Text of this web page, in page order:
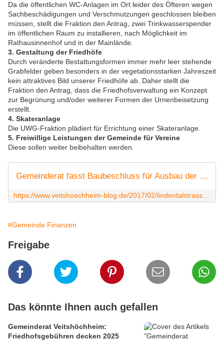
Da die öffentlichen WC-Anlagen im Ort leider des Öfteren wegen
Sachbeschädigungen und Verschmutzungen geschlossen bleiben
müssen, stellt die Fraktion den Antrag, zwei Trinkwasserspender
im öffentlichen Raum zu installieren, nach Möglichkeit im
Rathausinnenhof und in der Mainlände.
3. Gestaltung der Friedhöfe
Durch veränderte Bestattungsformen immer mehr leer stehende
Grabfelder geben besonders in der vegetationsstarken Jahreszeit
kein attraktives Bild unserer Friedhöfe ab. Daher stellt die
Fraktion den Antrag, dass die Friedhofsverwaltung ein Konzept
zur Begrünung und/oder weiterer Formen der Urnenbeisetzung
erstellt.
4. Skateranlage
Die UWG-Fraktion plädiert für Errichtung einer Skateranlage.
5. Freiwillige Leistungen der Gemeinde für Vereine
Diese sollen weiter beibehalten werden.
Gemeinderat fasst Baubeschluss für Ausbau der 1300 Meter langen Lindentalstraße 2020/2021 - Veitshöchheim News
#Gemeinde Finanzen
Freigabe
Das könnte Ihnen auch gefallen
Gemeinderat Veitshöchheim:
Friedhofsgebühren decken 2025